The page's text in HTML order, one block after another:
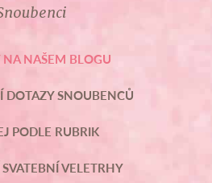
NAŠEM BLOGU
DOTAZY SNOUBENCŮ
PODLE RUBRIK
VELETRHY